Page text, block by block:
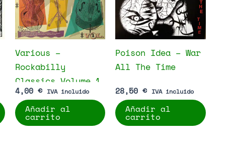
Various –
Rockabilly
Classics Volume 1
4,00 € IVA incluido
Añadir al
carrito
Poison Idea – War
All The Time
28,50€ IVA incluido
Añadir al
carrito